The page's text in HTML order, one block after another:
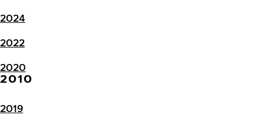
2024
2022
2020
2010
2019